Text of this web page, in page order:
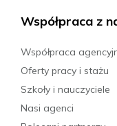
Współpraca z
Współpraca
Oferty pracy i stażu
Szkoły i nauczyciele
Nasi agenci